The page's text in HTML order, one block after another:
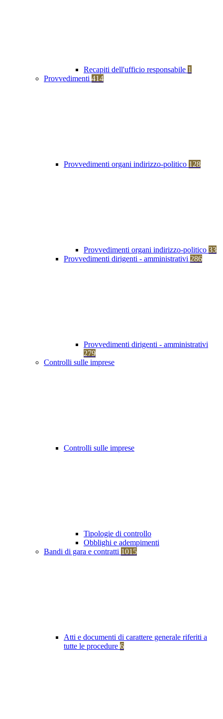
Recapiti dell'ufficio responsabile 1
Provvedimenti 414
Provvedimenti organi indirizzo-politico 128
Provvedimenti organi indirizzo-politico 33
Provvedimenti dirigenti - amministrativi 286
Provvedimenti dirigenti - amministrativi
279
Controlli sulle imprese
Controlli sulle imprese
Tipologie di controllo
Obblighi e adempimenti
Bandi di gara e contratti 1015
Atti e documenti di carattere generale riferiti a
tutte le procedure 6